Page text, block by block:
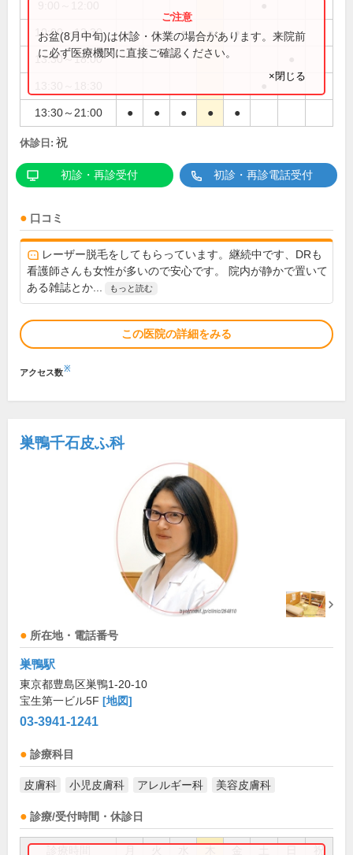
10:00～12:30 ● ● ● ● ● ●
13:30～18:00
13:30～21:00 ● ● ● ● ●
お盆(8月中旬)は休診・休業の場合があります。来院前
に必ず医療機関に直接ご確認ください。
×閉じる
休診日: 祝
初診・再診受付 初診・再診電話受付
口コミ
レーザー脱毛をしてもらっています。継続中です、DRも
看護師さんも女性が多いので安心です。 院内が静かで置いて
ある雑誌とか...
もっと読む
この医院の詳細をみる
アクセス数※
巣鴨千石皮ふ科
所在地・電話番号
巣鴨駅
東京都豊島区巣鴨1-20-10
宝生第一ビル5F [地図]
03-3941-1241
診療科目
皮膚科 小児皮膚科 アレルギー科 美容皮膚科
診療/受付時間・休診日
祝